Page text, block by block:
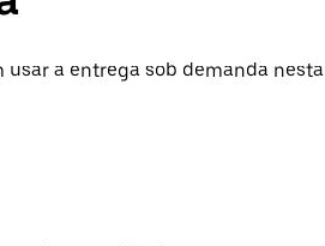
usar a entrega sob demanda nesta